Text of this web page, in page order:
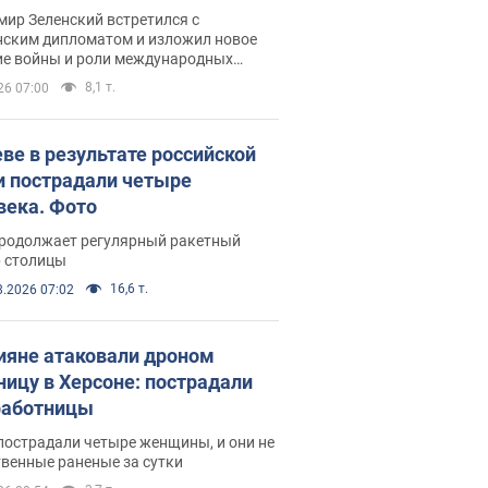
с Безсмертным
Зеленский встретился с
дипломатом и изложил новое
войны и роли международных
в борьбе с Россией
07:00 8,1 т.
в результате российской
пострадали четыре
Фото
регулярный ракетный
столицы
07:02 16,6 т.
атаковали дроном
в Херсоне: пострадали
четыре женщины, и они не
раненые за сутки